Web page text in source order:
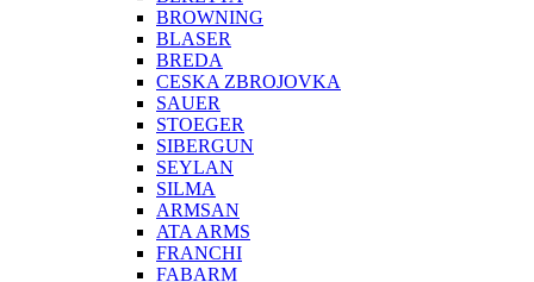
BROWNING
BLASER
BREDA
CESKA ZBROJOVKA
SAUER
STOEGER
SIBERGUN
SEYLAN
SILMA
ARMSAN
ATA ARMS
FRANCHI
FABARM